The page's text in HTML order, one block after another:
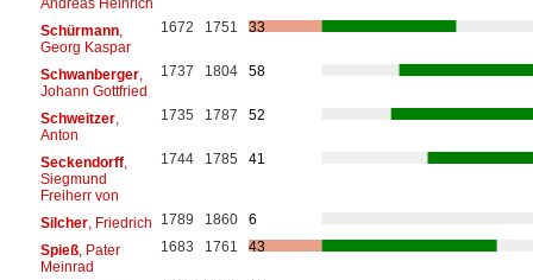
Schürmann,
Georg Kaspar
1672 1751 33
Schwanberger,
Johann Gottfried
1737 1804 58
Schweitzer,
Anton
1735 1787 52
Seckendorff,
Siegmund
Freiherr von
1744 1785 41
Silcher, Friedrich 1789 1860
6
Spieß, Pater
Meinrad
1683 1761 43